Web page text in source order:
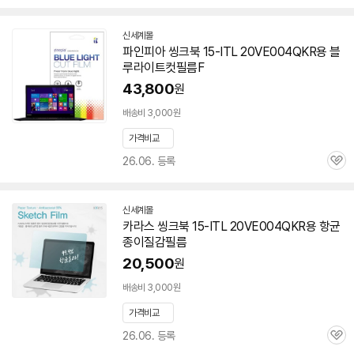
신세계몰
파인피아 씽크북 15-ITL 20VE004QKR용 블
루라이트컷필름F
43,800원
배송비 3,000원
가격비교
26.06. 등록
관
신세계몰
카라스 씽크북 15-ITL 20VE004QKR용 항균
종이질감필름
20,500원
배송비 3,000원
가격비교
26.06. 등록
관